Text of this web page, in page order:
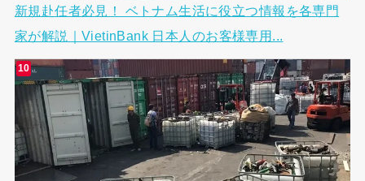
新規赴任者必見！ ベトナム生活に役立つ情報を各専門
家が解説｜VietinBank 日本人のお客様専用...